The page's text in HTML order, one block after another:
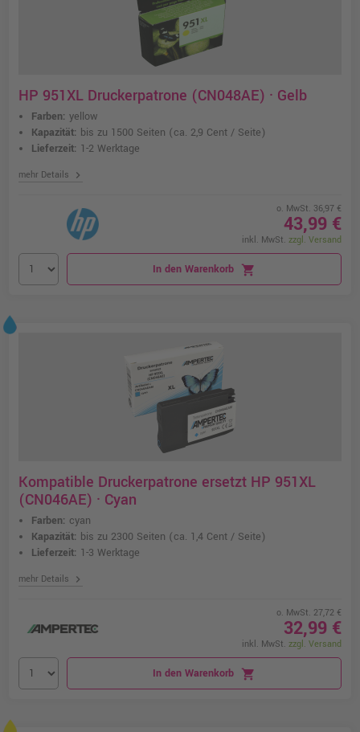
HP 951XL Druckerpatrone (CN048AE) · Gelb
Farben: yellow
Kapazität: bis zu 1500 Seiten (ca. 2,9 Cent / Seite)
Lieferzeit: 1-2 Werktage
mehr Details chevron_right
o. MwSt. 36,97 €
43,99 €
inkl. MwSt. zzgl. Versand
In den Warenkorb shopping_cart
Kompatible Druckerpatrone ersetzt HP 951XL
(CN046AE) · Cyan
Farben: cyan
Kapazität: bis zu 2300 Seiten (ca. 1,4 Cent / Seite)
Lieferzeit: 1-3 Werktage
mehr Details chevron_right
o. MwSt. 27,72 €
32,99 €
inkl. MwSt. zzgl. Versand
In den Warenkorb shopping_cart